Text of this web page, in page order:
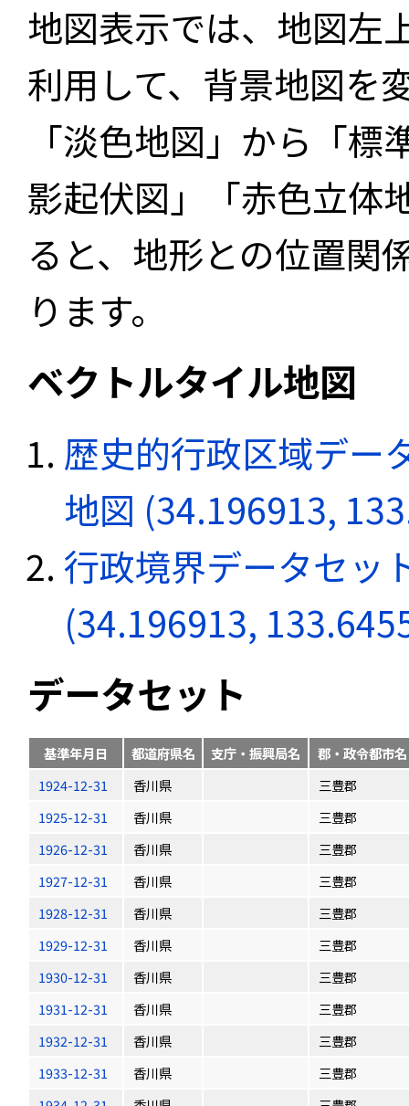
地図表示では、地図左
利用して、背景地図を
「淡色地図」から「
影起伏図」「赤色立体
ると、地形との位置関
ります。
ベクトルタイル地図
歴史的行政区域デー
地図 (34.196913,
行政境界データセッ
(34.196913,
データセット
基準年月日 都道府県名 支庁・振興局名
郡・政令都市名
1924-12-31
香川県
三豊郡
1925-12-31
香川県
三豊郡
1926-12-31
香川県
三豊郡
1927-12-31
香川県
三豊郡
1928-12-31
香川県
三豊郡
1929-12-31
香川県
三豊郡
1930-12-31
香川県
三豊郡
1931-12-31
香川県
三豊郡
1932-12-31
香川県
三豊郡
1933-12-31
香川県
三豊郡